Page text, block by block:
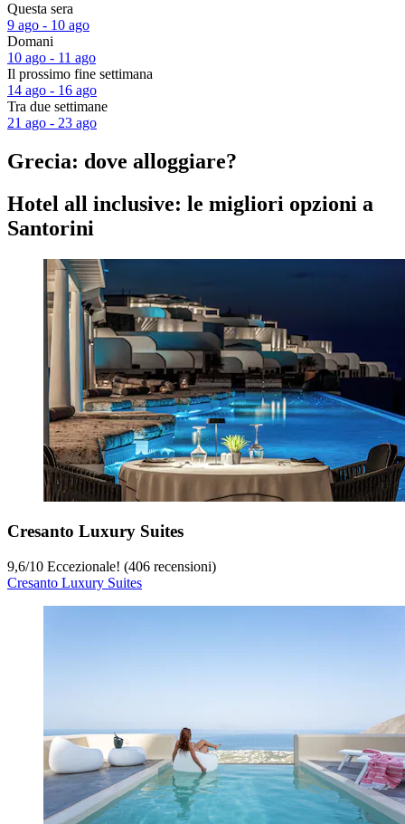
Questa sera
9 ago - 10 ago
Domani
10 ago - 11 ago
Il prossimo fine settimana
14 ago - 16 ago
Tra due settimane
21 ago - 23 ago
Grecia: dove alloggiare?
Hotel all inclusive: le migliori opzioni a
Santorini
Cresanto Luxury Suites
9,6/10 Eccezionale! (406 recensioni)
Cresanto Luxury Suites